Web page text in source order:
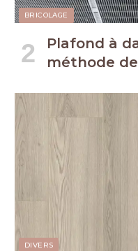
BRICOLAGE
Plafond à
méthode
DIVERS